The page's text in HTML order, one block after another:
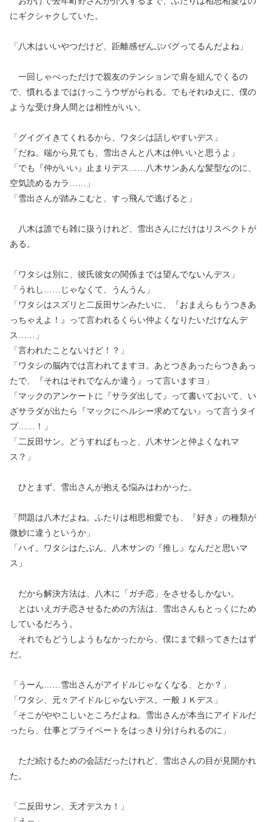
にギクシャクしていた。
「八木はいいやつだけど、距離感ぜんぶバグってるんだよね」
一回しゃべっただけで親友のテンションで肩を組んでくるの
で、慣れるまではけっこうウザがられる。でもそれゆえに、僕の
ような受け身人間とは相性がいい。
「グイグイきてくれるから、ワタシは話しやすいデス」
「だね。端から見ても、雪出さんと八木は仲いいと思うよ」
「でも『仲がいい』止まりデス……八木サンあんな髪型なのに、
空気読めるカラ……」
「雪出さんが踏みこむと、すっ飛んで逃げると」
八木は誰でも雑に扱うけれど、雪出さんにだけはリスペクトが
ある。
「ワタシは別に、彼氏彼女の関係までは望んでないんデス」
「うれし……じゃなくて、うんうん」
「ワタシはスズリと二反田サンみたいに、『おまえらもうつきあ
っちゃえよ！』って言われるくらい仲よくなりたいだけなんデ
ス……」
「言われたことないけど！？」
「ワタシの脳内では言われてますヨ。あとつきあったらつきあっ
たで、『それはそれでなんか違う』って言いますヨ」
「マックのアンケートに『サラダ出して』って書いておいて、い
ざサラダが出たら『マックにヘルシー求めてない』って言うタイ
プ……！」
「二反田サン。どうすればもっと、八木サンと仲よくなれマ
ス？」
ひとまず、雪出さんが抱える悩みはわかった。
「問題は八木だよね。ふたりは相思相愛でも、『好き』の種類が
微妙に違うというか」
「ハイ。ワタシはたぶん、八木サンの『推し』なんだと思いマ
ス」
だから解決方法は、八木に「ガチ恋」をさせるしかない。
とはいえガチ恋させるための方法は、雪出さんもとっくにため
しているだろう。
それでもどうしようもなかったから、僕にまで頼ってきたはず
だ。
「うーん……雪出さんがアイドルじゃなくなる、とか？」
「ワタシ、元々アイドルじゃないデス。一般ＪＫデス」
「そこがややこしいところだよね。雪出さんが本当にアイドルだ
ったら、仕事とプライベートをはっきり分けられるのに」
ただ続けるための会話だったけれど、雪出さんの目が見開かれ
た。
「二反田サン、天才デスカ！」